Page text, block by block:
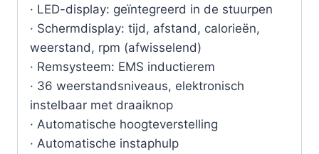
· LED-display: geïntegreerd in de stuurpen
· Schermdisplay: tijd, afstand, calorieën,
weerstand, rpm (afwisselend)
· Remsysteem: EMS inductierem
· 36 weerstandsniveaus, elektronisch
instelbaar met draaiknop
· Automatische hoogteverstelling
· Automatische instaphulp